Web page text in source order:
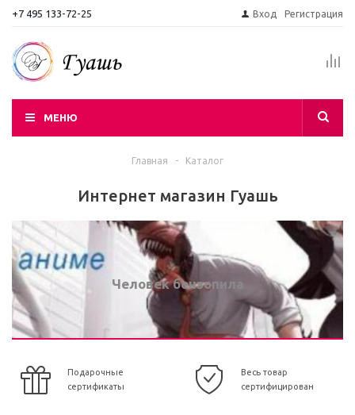
+7 495 133-72-25 Вход Регистрация
МЕНЮ
Главная - Каталог
Интернет магазин Гуашь
Человек бензопила
Подарочные
сертификаты
Весь товар
сертифицирован